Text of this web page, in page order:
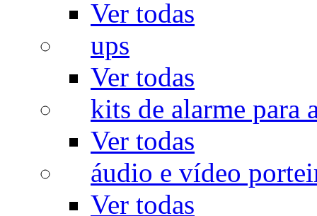
Ver todas
ups
Ver todas
kits de alarme para
Ver todas
áudio e vídeo
Ver todas